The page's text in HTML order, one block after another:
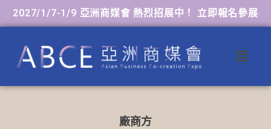
2027/1/7-1/9 亞洲商媒會 熱烈招展中！ 立即報名參展
廠商方